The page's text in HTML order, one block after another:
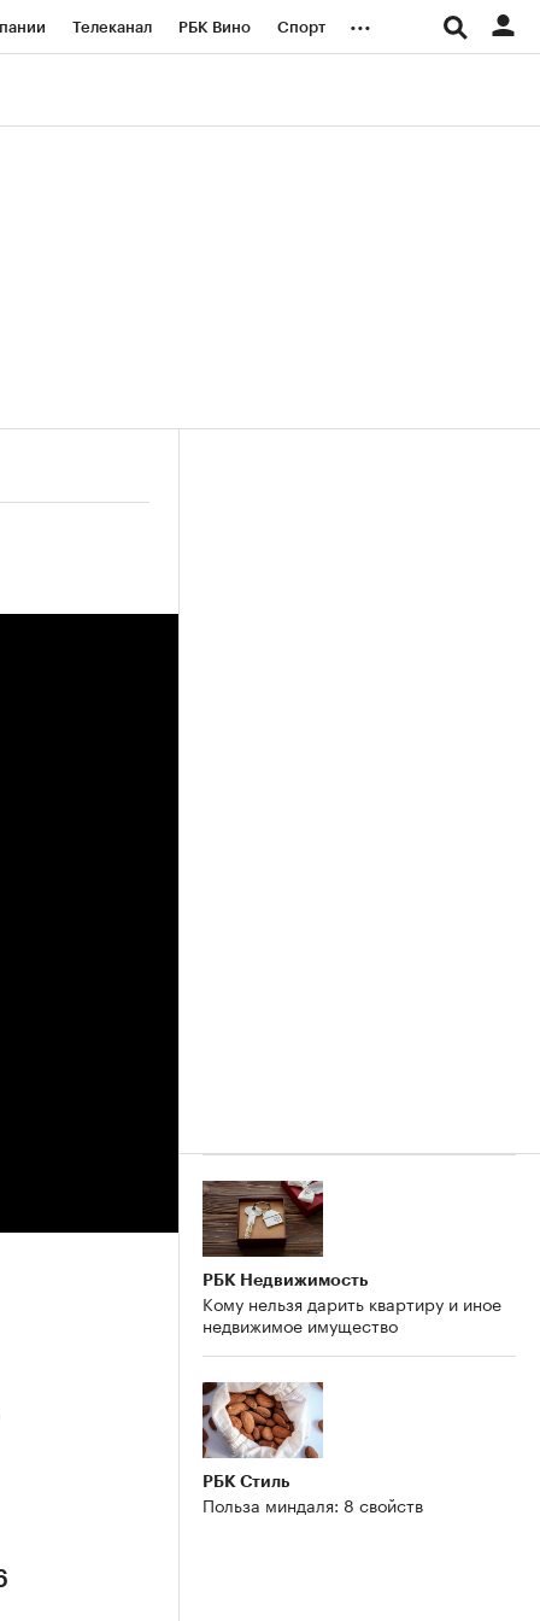
Телеканал РБК Вино Спорт ...
РБК Недвижимость
Кому нельзя дарить квартиру и иное
недвижимое имущество
РБК Стиль
Польза миндаля: 8 свойств